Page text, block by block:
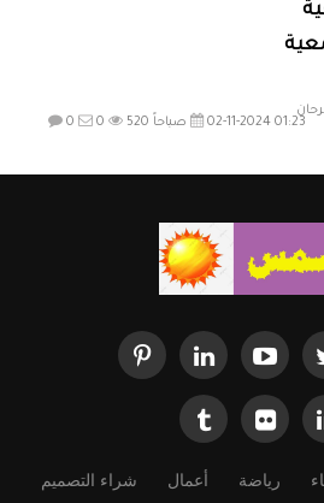
02-11-2024 01:23 صباحاً
0 0 520
رياضة أعمال شراء التصميم